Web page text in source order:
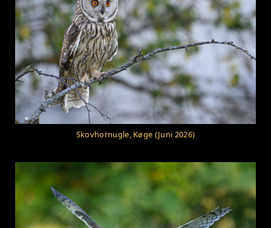
Skovhornugle, Køge (Juni 2026)